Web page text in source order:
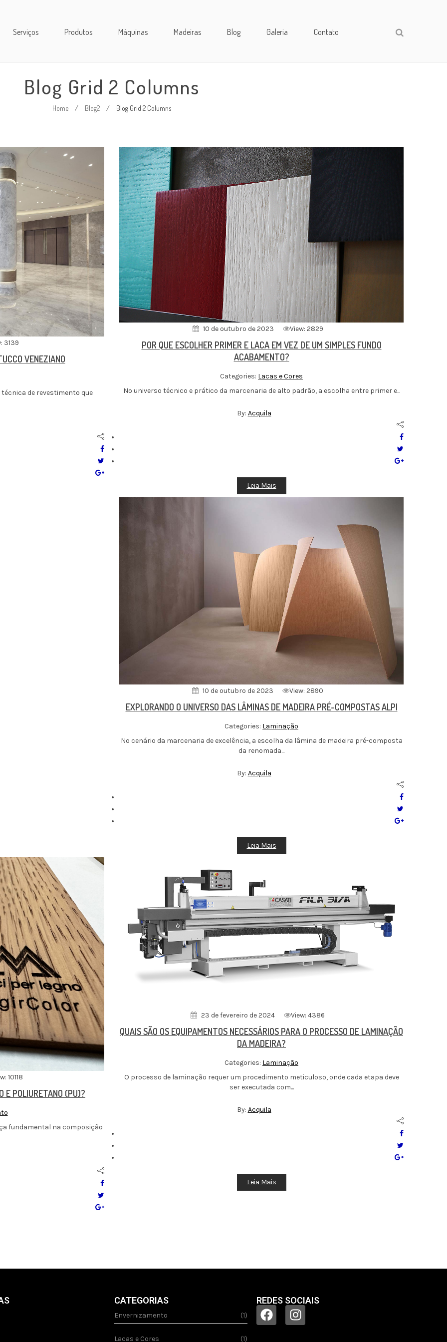
Serviços Produtos Máquinas Madeiras Blog Galeria Contato
Blog Grid 2 Columns
Home / Blog2 / Blog Grid 2 Columns
3139
VENEZIANO
de revestimento que
10 de outubro de 2023 View: 2829
POR QUE ESCOLHER PRIMER E LACA EM VEZ DE UM SIMPLES FUNDO
ACABAMENTO?
Categories: Lacas e Cores
No universo técnico e prático da marcenaria de alto padrão, a escolha entre primer e...
By: Acquila
Leia Mais
10 de outubro de 2023 View: 2890
EXPLORANDO O UNIVERSO DAS LÂMINAS DE MADEIRA PRÉ-COMPOSTAS ALPI
Categories: Laminação
No cenário da marcenaria de excelência, a escolha da lâmina de madeira pré-composta
da renomada...
By: Acquila
Leia Mais
10118
E POLIURETANO (PU)?
fundamental na composição
23 de fevereiro de 2024 View: 4386
QUAIS SÃO OS EQUIPAMENTOS NECESSÁRIOS PARA O PROCESSO DE LAMINAÇÃO
DA MADEIRA?
Categories: Laminação
O processo de laminação requer um procedimento meticuloso, onde cada etapa deve
ser executada com...
By: Acquila
Leia Mais
CATEGORIAS
Envernizamento (1)
Lacas e Cores (1)
REDES SOCIAIS